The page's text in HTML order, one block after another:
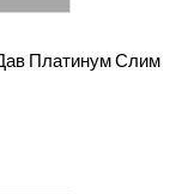
Платинум Слим